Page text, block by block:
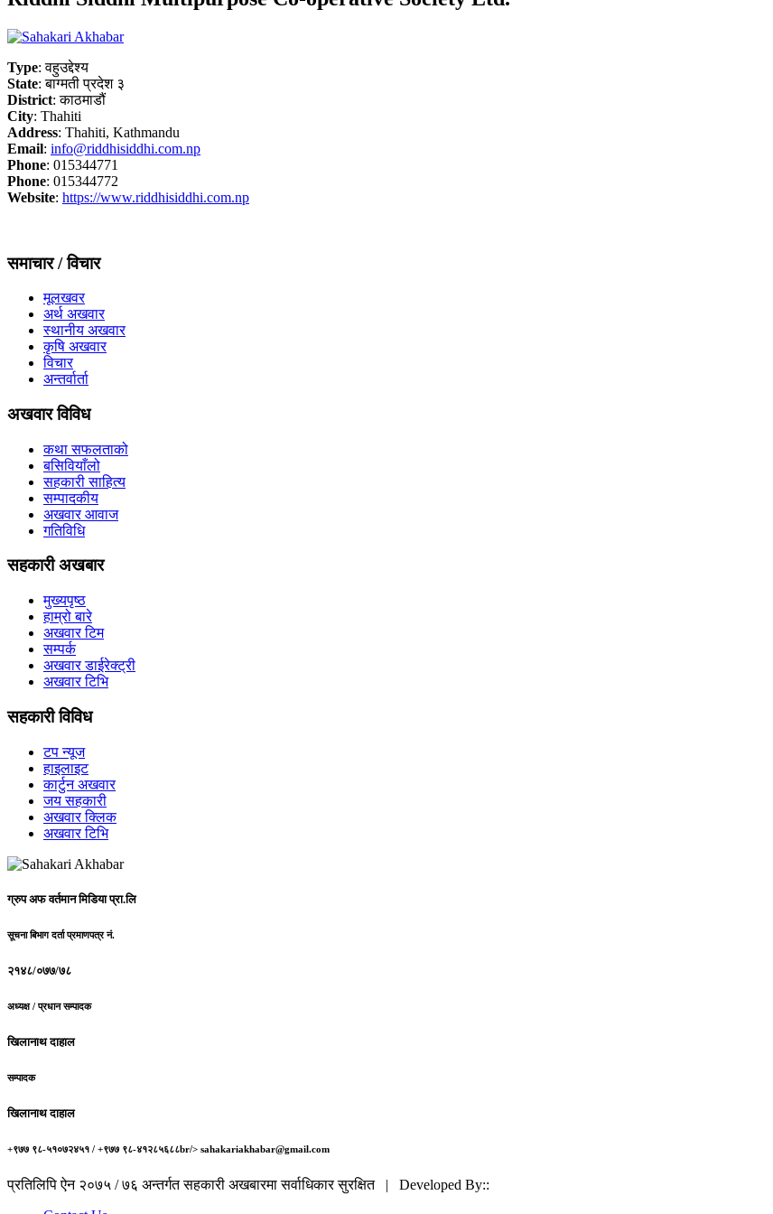
Type: वहुउद्देश्य
State: बाग्मती प्रदेश ३
District: काठमाडौं
City: Thahiti
Address: Thahiti, Kathmandu
Email: info@riddhisiddhi.com.np
Phone: 015344771
Phone: 015344772
Website: https://www.riddhisiddhi.com.np
समाचार / विचार
मूलखवर
अर्थ अखवार
स्थानीय अखवार
कृषि अखवार
विचार
अन्तर्वार्ता
अखवार विविध
कथा सफलताको
बसिवियाँलो
सहकारी साहित्य
सम्पादकीय
अखवार आवाज
गतिविधि
सहकारी अखबार
मुख्यपृष्ठ
हाम्रो बारे
अखवार टिम
सम्पर्क
अखवार डाईरेक्ट्री
अखवार टिभि
सहकारी विविध
टप न्यूज
हाइलाइट
कार्टुन अखवार
जय सहकारी
अखवार क्लिक
अखवार टिभि
ग्रुप अफ वर्तमान मिडिया प्रा.लि
सूचना बिभाग दर्ता प्रमाणपत्र नं.
२१४८/०७७/७८
अध्यक्ष / प्रधान सम्पादक
खिलानाथ दाहाल
सम्पादक
खिलानाथ दाहाल
+९७७ ९८-५१०७२४५१ / +९७७ ९८-४१२८५६८८br/> sahakariakhabar@gmail.com
प्रतिलिपि ऐन २०७५ / ७६ अन्तर्गत सहकारी अखबारमा सर्वाधिकार सुरक्षित | Developed By::